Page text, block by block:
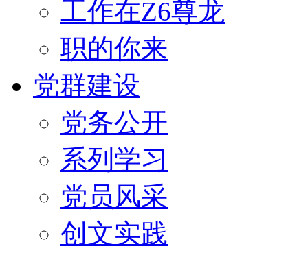
工作在Z6尊龙
职的你来
党群建设
党务公开
系列学习
党员风采
创文实践